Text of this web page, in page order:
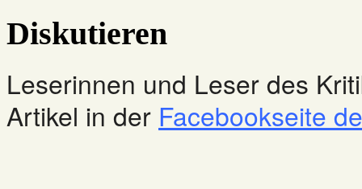
Diskutieren
Leserinnen und Leser des
Artikel in der Facebookseite